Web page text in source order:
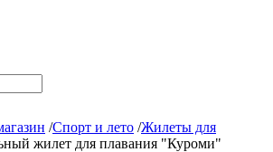
/Спорт и лето /Жилеты для
жилет для плавания "Куроми"